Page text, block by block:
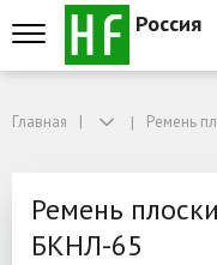
Россия
Ремень плоский норийный
Главная Ремень
Ремень
БКНЛ-65